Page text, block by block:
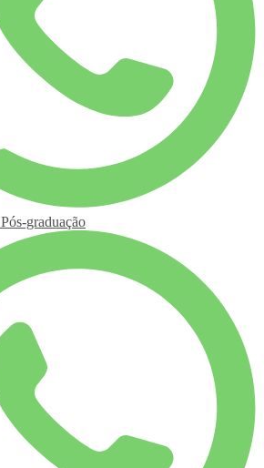
Pós-graduação